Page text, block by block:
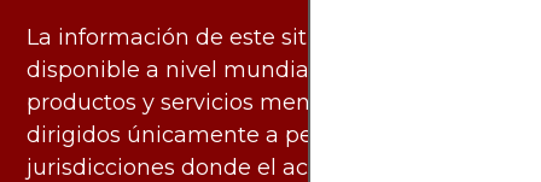
La información de este sitio web está
disponible a nivel mundial. Sin embargo, los
productos y servicios mencionados están
dirigidos únicamente a personas en
jurisdicciones donde el acceso y uso de